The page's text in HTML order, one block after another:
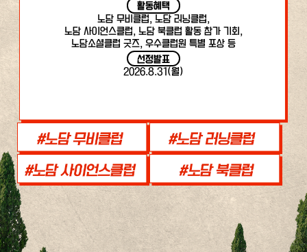
활동혜택
노담 무비클럽, 노담 러닝클럽,
노담 사이언스클럽, 노담 북클럽 활동 참가 기회,
노담소셜클럽 굿즈, 우수클럽원 특별 포상 등
선정발표
2026.8.31(월)